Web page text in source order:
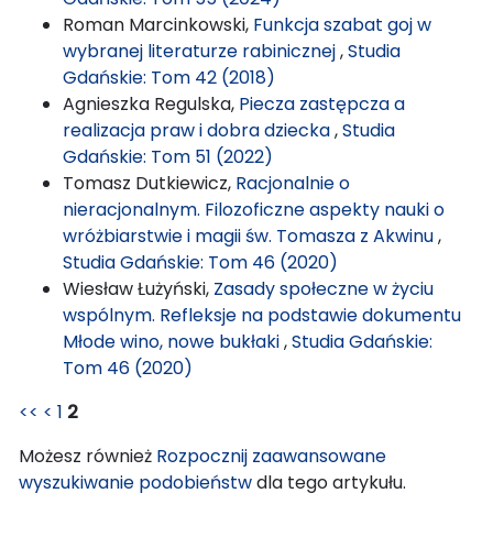
Roman Marcinkowski, Funkcja szabat goj w
wybranej literaturze rabinicznej,Studia
Gdańskie: Tom 42 (2018)
Agnieszka Regulska, Piecza zastępcza a
realizacja praw i dobra dziecka,Studia
Gdańskie: Tom 51 (2022)
Tomasz Dutkiewicz, Racjonalnie o
nieracjonalnym. Filozoficzne aspekty nauki o
wróżbiarstwie i magii św. Tomasza z Akwinu,
Studia Gdańskie: Tom 46 (2020)
Wiesław Łużyński, Zasady społeczne w życiu
wspólnym. Refleksje na podstawie dokumentu
Młode wino, nowe bukłaki,Studia Gdańskie:
Tom 46 (2020)
<< < 1 2
Możesz również Rozpocznij zaawansowane
wyszukiwanie podobieństwdla tego artykułu.